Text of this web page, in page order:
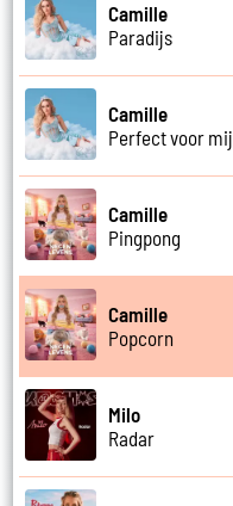
Camille
Paradijs
Camille
Perfect voor mij
Camille
Pingpong
Camille
Popcorn
Milo
Radar